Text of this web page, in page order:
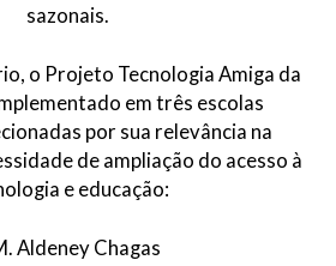
sazonais.
o Projeto Tecnologia Amiga da
em três escolas
por sua relevância na
de ampliação do acesso à
e educação:
Aldeney Chagas